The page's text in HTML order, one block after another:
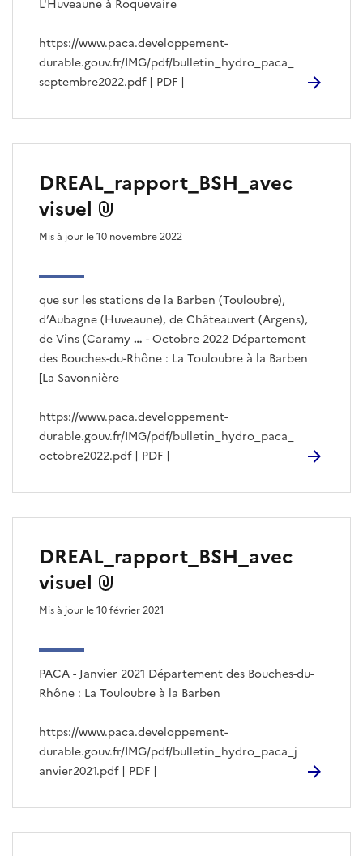
L'Huveaune à Roquevaire
https://www.paca.developpement-
durable.gouv.fr/IMG/pdf/bulletin_hydro_paca_
septembre2022.pdf | PDF |
DREAL_rapport_BSH_avec
visuel
que sur les stations de la Barben (Touloubre),
d’Aubagne (Huveaune), de Châteauvert (Argens),
de Vins (Caramy… - Octobre 2022 Département
des Bouches-du-Rhône : La Touloubre à la Barben
[La Savonnière
Mis à jour le 10 novembre 2022
https://www.paca.developpement-
durable.gouv.fr/IMG/pdf/bulletin_hydro_paca_
octobre2022.pdf | PDF |
DREAL_rapport_BSH_avec
visuel
PACA - Janvier 2021 Département des Bouches-du-
Rhône : La Touloubre à la Barben
Mis à jour le 10 février 2021
https://www.paca.developpement-
durable.gouv.fr/IMG/pdf/bulletin_hydro_paca_j
anvier2021.pdf | PDF |